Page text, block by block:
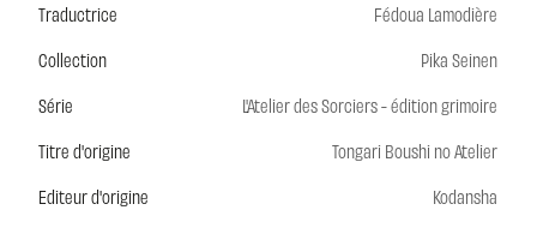
Traductrice
Fédoua Lamodière
Collection
Pika Seinen
Série
L'Atelier des Sorciers - édition grimoire
Titre d'origine
Tongari Boushi no Atelier
Editeur d'origine
Kodansha